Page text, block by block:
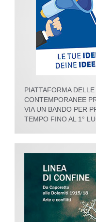
PIATTAFORMA
CONTEMPORANEE
VIA UN BANDO PER
TEMPO FINO AL 1°